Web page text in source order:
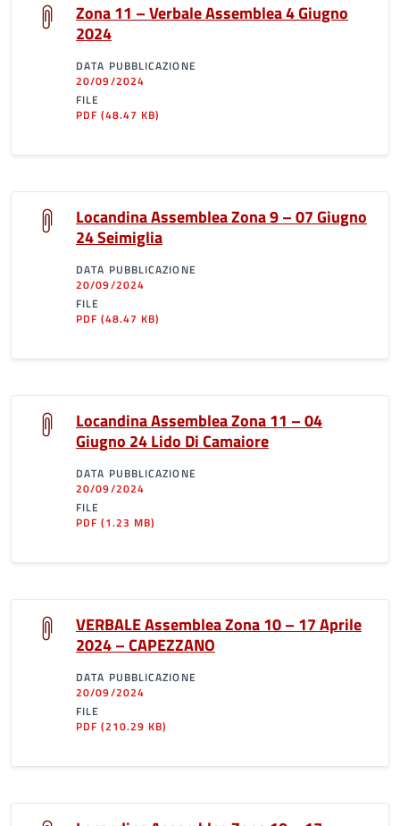
Zona 11 – Verbale Assemblea 4 Giugno
2024
DATA PUBBLICAZIONE
20/09/2024
FILE
PDF(48.47 KB)
Locandina Assemblea Zona 9 – 07 Giugno
24 Seimiglia
DATA PUBBLICAZIONE
20/09/2024
FILE
PDF(48.47 KB)
Locandina Assemblea Zona 11 – 04
Giugno 24 Lido Di Camaiore
DATA PUBBLICAZIONE
20/09/2024
FILE
PDF(1.23 MB)
VERBALE Assemblea Zona 10 – 17 Aprile
2024 – CAPEZZANO
DATA PUBBLICAZIONE
20/09/2024
FILE
PDF(210.29 KB)